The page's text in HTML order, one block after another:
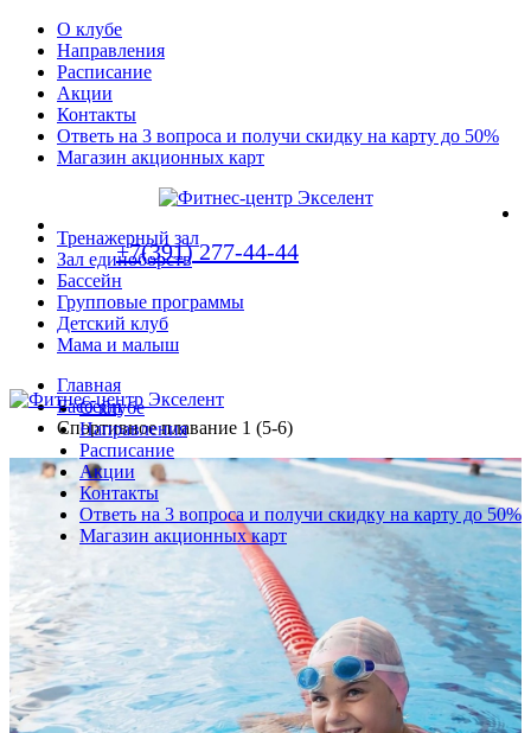
О клубе
Направления
Расписание
Акции
Контакты
Ответь на 3 вопроса и получи скидку на карту до 50%
Магазин акционных карт
+7(391) 277-44-44
Тренажерный зал
Зал единоборств
Бассейн
Групповые программы
Детский клуб
Мама и малыш
О клубе
Направления
Расписание
Акции
Контакты
Ответь на 3 вопроса и получи скидку на карту до 50%
Магазин акционных карт
Главная
Бассейн
Спортивное плавание 1 (5-6)